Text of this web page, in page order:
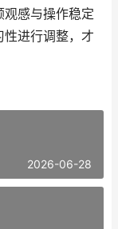
感与操作稳定
进行调整，才
2026-06-28